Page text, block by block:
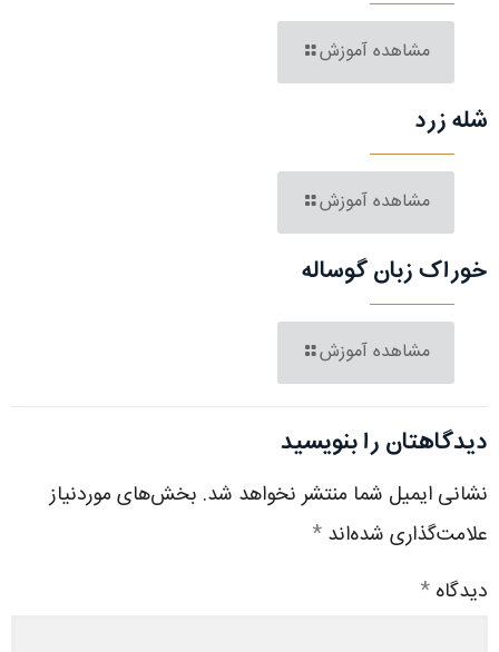
مشاهده آموزش
شله زرد
مشاهده آموزش
خوراک زبان گوساله
مشاهده آموزش
دیدگاهتان را بنویسید
نشانی ایمیل شما منتشر نخواهد شد. بخش‌های موردنیاز
علامت‌گذاری شده‌اند *
دیدگاه *